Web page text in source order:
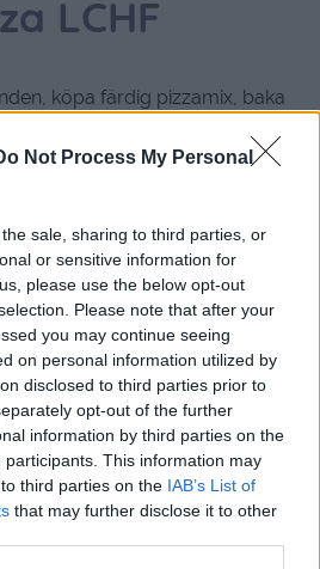
Not Process My Personal
sale, sharing to third parties, or
or sensitive information for
please use the below opt-out
Please note that after your
you may continue seeing
on personal information utilized by
disclosed to third parties prior to
opt-out of the further
information by third parties on the
participants. This information may
third parties on the IAB’s List of
that may further disclose it to other
LCHF
köpa färdig pizzamix, baka
en LCHF- pizza.